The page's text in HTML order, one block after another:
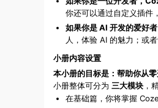
你还可以通过自定义插件
如果你是 AI 开发的爱好
人，体验 AI 的魅力；或
小册内容设置
本小册的目标是：帮助你从
小册整体可分为 三大模块 ，
在基础篇 ，你将掌握